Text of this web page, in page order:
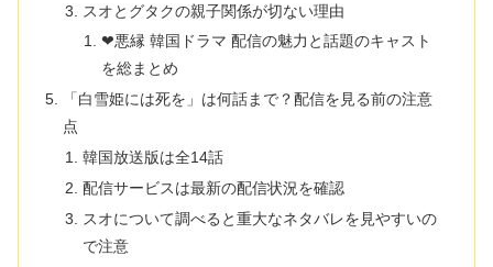
スオとグタクの親子関係が切ない理由
❤悪縁 韓国ドラマ 配信の魅力と話題のキャスト
を総まとめ
「白雪姫には死を」は何話まで？配信を見る前の注意
点
韓国放送版は全14話
配信サービスは最新の配信状況を確認
スオについて調べると重大なネタバレを見やすいの
で注意